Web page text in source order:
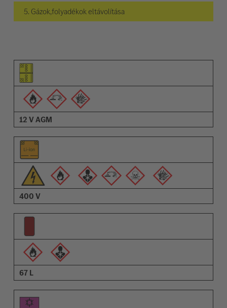
5. Gázok,folyadékok eltávolítása
Elem piktogramja
Figyelmeztetések piktogramja
Leírás
12 V AGM
400 V
67 L